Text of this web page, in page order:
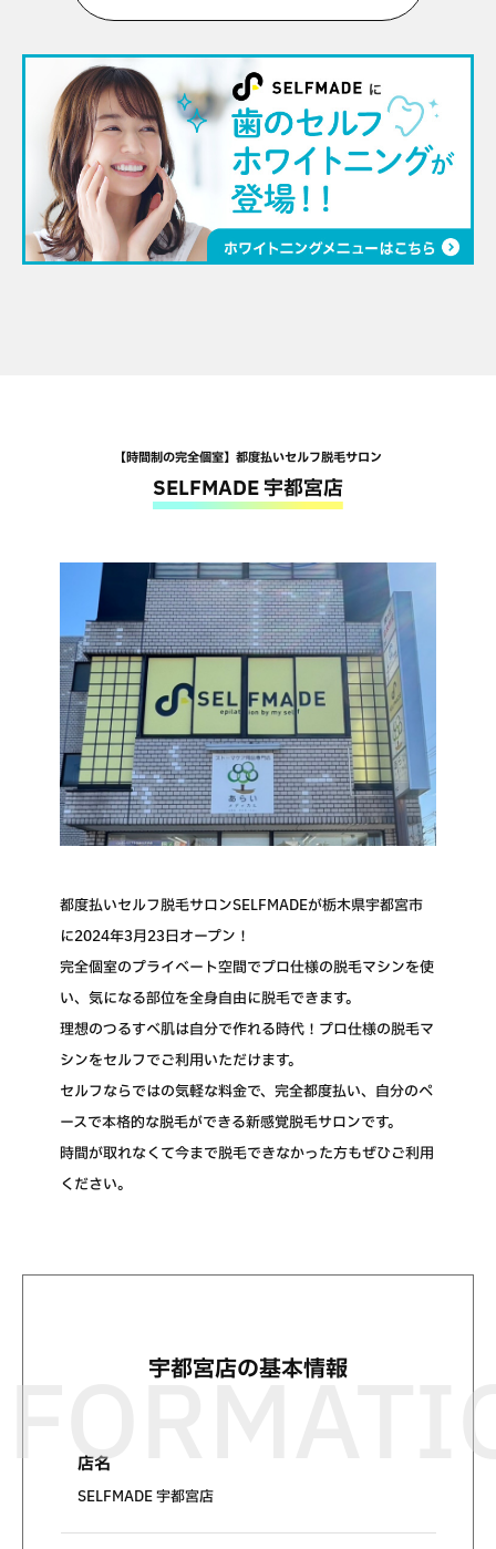
【時間制の完全個室】都度払いセルフ脱毛サロン
SELFMADE 宇都宮店
都度払いセルフ脱毛サロンSELFMADEが栃木県宇都宮市
に2024年3月23日オープン！
完全個室のプライベート空間でプロ仕様の脱毛マシンを使
い、気になる部位を全身自由に脱毛できます。
理想のつるすべ肌は自分で作れる時代！プロ仕様の脱毛マ
シンをセルフでご利用いただけます。
セルフならではの気軽な料金で、完全都度払い、自分のペ
ースで本格的な脱毛ができる新感覚脱毛サロンです。
時間が取れなくて今まで脱毛できなかった方もぜひご利用
ください。
宇都宮店の基本情報
店名
SELFMADE 宇都宮店